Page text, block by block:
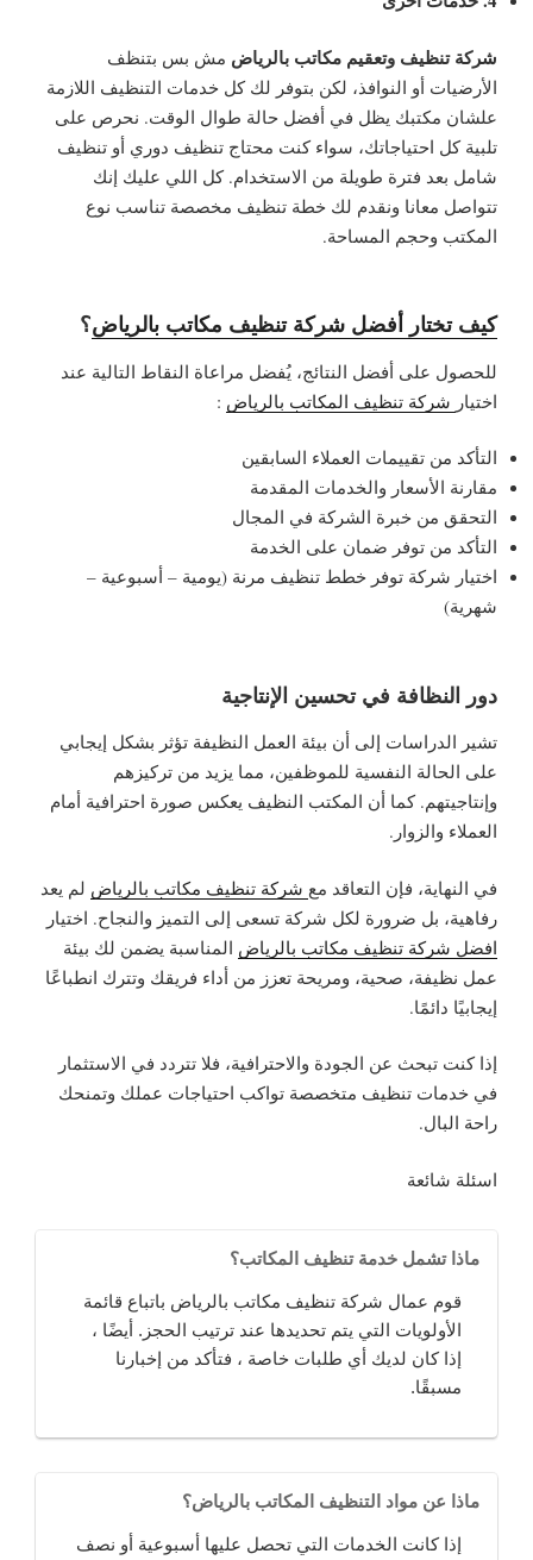
شركة تنظيف وتعقيم مكاتب بالرياض مش بس بتنظف
الأرضيات أو النوافذ، لكن بتوفر لك كل خدمات التنظيف اللازمة
علشان مكتبك يظل في أفضل حالة طوال الوقت. نحرص على
تلبية كل احتياجاتك، سواء كنت محتاج تنظيف دوري أو تنظيف
شامل بعد فترة طويلة من الاستخدام. كل اللي عليك إنك
تتواصل معانا ونقدم لك خطة تنظيف مخصصة تناسب نوع
المكتب وحجم المساحة.
كيف تختار أفضل شركة تنظيف مكاتب بالرياض؟
للحصول على أفضل النتائج، يُفضل مراعاة النقاط التالية عند
اختيار شركة تنظيف المكاتب بالرياض :
التأكد من تقييمات العملاء السابقين
مقارنة الأسعار والخدمات المقدمة
التحقق من خبرة الشركة في المجال
التأكد من توفر ضمان على الخدمة
اختيار شركة توفر خطط تنظيف مرنة (يومية – أسبوعية –
شهرية)
دور النظافة في تحسين الإنتاجية
تشير الدراسات إلى أن بيئة العمل النظيفة تؤثر بشكل إيجابي
على الحالة النفسية للموظفين، مما يزيد من تركيزهم
وإنتاجيتهم. كما أن المكتب النظيف يعكس صورة احترافية أمام
العملاء والزوار.
في النهاية، فإن التعاقد مع شركة تنظيف مكاتب بالرياض لم يعد
رفاهية، بل ضرورة لكل شركة تسعى إلى التميز والنجاح. اختيار
افضل شركة تنظيف مكاتب بالرياض المناسبة يضمن لك بيئة
عمل نظيفة، صحية، ومريحة تعزز من أداء فريقك وتترك انطباعًا
إيجابيًا دائمًا.
إذا كنت تبحث عن الجودة والاحترافية، فلا تتردد في الاستثمار
في خدمات تنظيف متخصصة تواكب احتياجات عملك وتمنحك
راحة البال.
اسئلة شائعة
ماذا تشمل خدمة تنظيف المكاتب؟
قوم عمال شركة تنظيف مكاتب بالرياض باتباع قائمة
الأولويات التي يتم تحديدها عند ترتيب الحجز. أيضًا ،
إذا كان لديك أي طلبات خاصة ، فتأكد من إخبارنا
مسبقًا.
ماذا عن مواد التنظيف المكاتب بالرياض؟
إذا كانت الخدمات التي تحصل عليها أسبوعية أو نصف